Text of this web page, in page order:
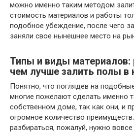
можно именно таким методом
стоимость материалов и работы
подобное убеждение, после чего
заняли свое нынешнее место на
Типы и виды материалов:
чем лучше залить полы в
Понятно, что поглядев на
многие пожелают сделать именно
собственном доме, так как они, и
огромное количество
разбираться, пожалуй, нужно